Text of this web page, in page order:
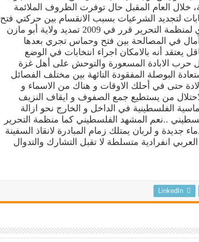
خلال العام المقبل حال توفرت الظروف الملائمة
تجراي انتخابات لتجديد الشرعيات بسبب الانقسام بين حركتي فتح
وحماس. وكان المجلس المركزي لمنظمة التحرير قرر في 2009 تمديد ولاية أبو مازن
في المصالحة بين فتح وحماس تجري بعدها
يعتقد أنه بالامكان اجراء انتخابات في الوضع
حرب الابادة المسعورة والتوحش على أهل غزة
البوصلة المفقودة التائهة بين مختلف الفصائل
حتى في أحلك الاوقات و هناك من الاسماء و
من يستطيع جمع الصفوف و ايقاف النزيف
الفلسطينية في الداخل و الخارج نحو ازالة
..نعم المشهد الفلسطيني كما منظمة التحرير
جديدة و لربان يمتلك زمام المبادرة لانقاذ السفينة
انفرادية متسلطة لا تقبل التشارك والتدوال
LinkedIn